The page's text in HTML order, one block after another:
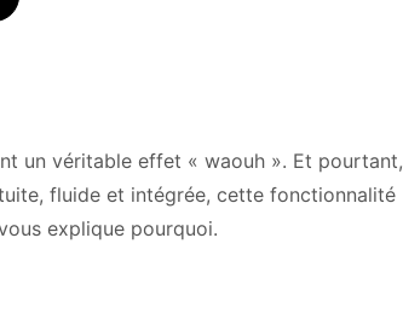
un véritable effet « waouh ». Et pourtant,
fluide et intégrée, cette fonctionnalité
explique pourquoi.